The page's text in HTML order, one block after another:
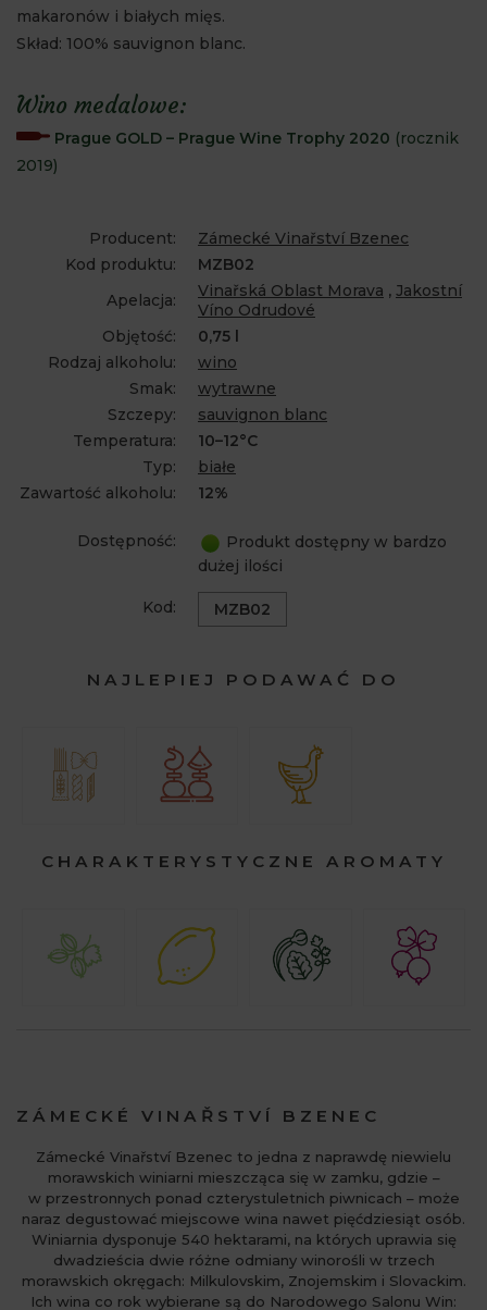
makaronów i białych mięs.
Skład: 100% sauvignon blanc.
Wino medalowe:
Prague GOLD – Prague Wine Trophy 2020 (rocznik
2019)
Producent:
Zámecké Vinařství Bzenec
Kod produktu:
MZB02
Apelacja:
Vinařská Oblast Morava , Jakostní
Víno Odrudové
Objętość:
0,75 l
Rodzaj alkoholu:
wino
Smak:
wytrawne
Szczepy:
sauvignon blanc
Temperatura:
10–12°C
Typ:
białe
Zawartość alkoholu:
12%
Dostępność:
Produkt dostępny w bardzo
dużej ilości
Kod: MZB02
NAJLEPIEJ PODAWAĆ DO
CHARAKTERYSTYCZNE AROMATY
ZÁMECKÉ VINAŘSTVÍ BZENEC
Zámecké Vinařství Bzenec to jedna z naprawdę niewielu
morawskich winiarni mieszcząca się w zamku, gdzie –
w przestronnych ponad czterystuletnich piwnicach – może
naraz degustować miejscowe wina nawet pięćdziesiąt osób.
Winiarnia dysponuje 540 hektarami, na których uprawia się
dwadzieścia dwie różne odmiany winorośli w trzech
morawskich okręgach: Milkulovskim, Znojemskim i Slovackim.
Ich wina co rok wybierane są do Narodowego Salonu Win: